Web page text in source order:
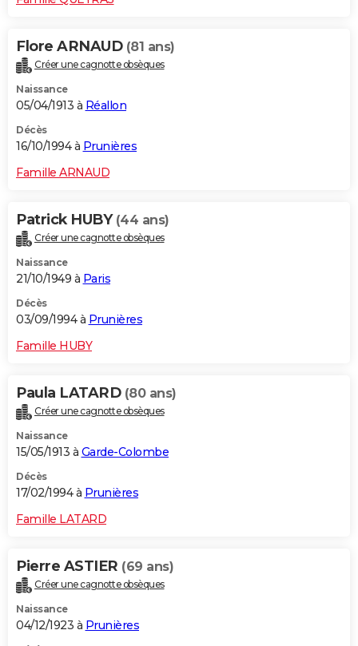
Flore ARNAUD (81 ans)
Créer une cagnotte obsèques
Naissance
05/04/1913 à Réallon
Décès
16/10/1994 à Prunières
Famille ARNAUD
Patrick HUBY (44 ans)
Créer une cagnotte obsèques
Naissance
21/10/1949 à Paris
Décès
03/09/1994 à Prunières
Famille HUBY
Paula LATARD (80 ans)
Créer une cagnotte obsèques
Naissance
15/05/1913 à Garde-Colombe
Décès
17/02/1994 à Prunières
Famille LATARD
Pierre ASTIER (69 ans)
Créer une cagnotte obsèques
Naissance
04/12/1923 à Prunières